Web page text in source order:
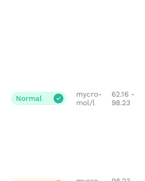
Normal
mycro-
mol/l
62.16 -
98.23